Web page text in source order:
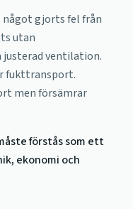
gjorts fel från
utan
justerad ventilation.
fukttransport.
men försämrar
förstås som ett
ekonomi och